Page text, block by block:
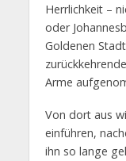
Herrlichkeit –
oder
Goldenen
Arme
Von dort aus
einführen,
ihn so lange